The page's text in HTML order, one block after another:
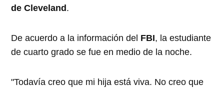
de Cleveland .
De acuerdo a la información del FBI, la estudiante
de cuarto grado se fue en medio de la noche.
"Todavía creo que mi hija está viva. No creo que